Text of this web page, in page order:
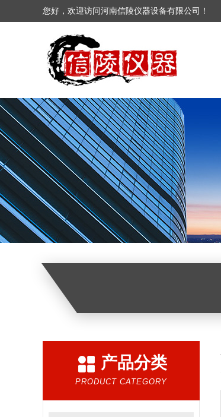
您好，欢迎访问河南信陵仪器设备有限公司！
产品分类
PRODUCT CATEGORY